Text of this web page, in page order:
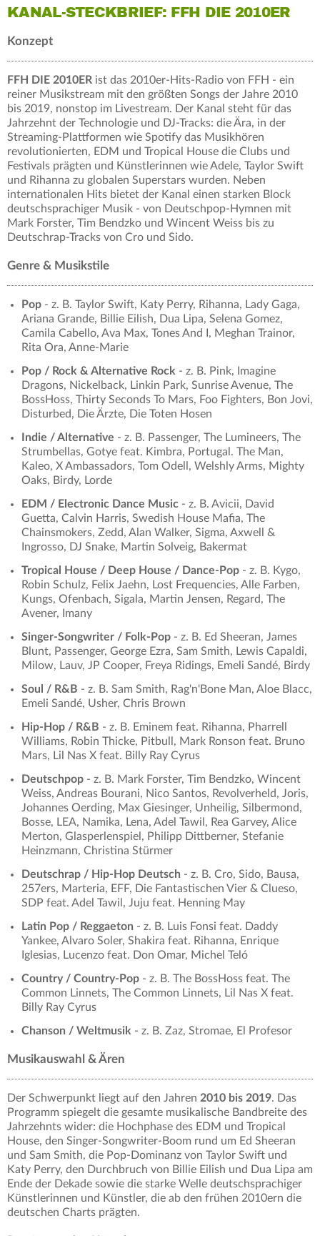
KANAL-STECKBRIEF: FFH DIE 2010ER
Konzept
FFH DIE 2010ER ist das 2010er-Hits-Radio von FFH - ein
reiner Musikstream mit den größten Songs der Jahre 2010
bis 2019, nonstop im Livestream. Der Kanal steht für das
Jahrzehnt der Technologie und DJ-Tracks: die Ära, in der
Streaming-Plattformen wie Spotify das Musikhören
revolutionierten, EDM und Tropical House die Clubs und
Festivals prägten und Künstlerinnen wie Adele, Taylor Swift
und Rihanna zu globalen Superstars wurden. Neben
internationalen Hits bietet der Kanal einen starken Block
deutschsprachiger Musik - von Deutschpop-Hymnen mit
Mark Forster, Tim Bendzko und Wincent Weiss bis zu
Deutschrap-Tracks von Cro und Sido.
Genre & Musikstile
Pop - z. B. Taylor Swift, Katy Perry, Rihanna, Lady Gaga,
Ariana Grande, Billie Eilish, Dua Lipa, Selena Gomez,
Camila Cabello, Ava Max, Tones And I, Meghan Trainor,
Rita Ora, Anne-Marie
Pop / Rock & Alternative Rock - z. B. Pink, Imagine
Dragons, Nickelback, Linkin Park, Sunrise Avenue, The
BossHoss, Thirty Seconds To Mars, Foo Fighters, Bon Jovi,
Disturbed, Die Ärzte, Die Toten Hosen
Indie / Alternative - z. B. Passenger, The Lumineers, The
Strumbellas, Gotye feat. Kimbra, Portugal. The Man,
Kaleo, X Ambassadors, Tom Odell, Welshly Arms, Mighty
Oaks, Birdy, Lorde
EDM / Electronic Dance Music - z. B. Avicii, David
Guetta, Calvin Harris, Swedish House Mafia, The
Chainsmokers, Zedd, Alan Walker, Sigma, Axwell &
Ingrosso, DJ Snake, Martin Solveig, Bakermat
Tropical House / Deep House / Dance-Pop - z. B. Kygo,
Robin Schulz, Felix Jaehn, Lost Frequencies, Alle Farben,
Kungs, Ofenbach, Sigala, Martin Jensen, Regard, The
Avener, Imany
Singer-Songwriter / Folk-Pop - z. B. Ed Sheeran, James
Blunt, Passenger, George Ezra, Sam Smith, Lewis Capaldi,
Milow, Lauv, JP Cooper, Freya Ridings, Emeli Sandé, Birdy
Soul / R&B - z. B. Sam Smith, Rag'n'Bone Man, Aloe Blacc,
Emeli Sandé, Usher, Chris Brown
Hip-Hop / R&B - z. B. Eminem feat. Rihanna, Pharrell
Williams, Robin Thicke, Pitbull, Mark Ronson feat. Bruno
Mars, Lil Nas X feat. Billy Ray Cyrus
Deutschpop - z. B. Mark Forster, Tim Bendzko, Wincent
Weiss, Andreas Bourani, Nico Santos, Revolverheld, Joris,
Johannes Oerding, Max Giesinger, Unheilig, Silbermond,
Bosse, LEA, Namika, Lena, Adel Tawil, Rea Garvey, Alice
Merton, Glasperlenspiel, Philipp Dittberner, Stefanie
Heinzmann, Christina Stürmer
Deutschrap / Hip-Hop Deutsch - z. B. Cro, Sido, Bausa,
257ers, Marteria, EFF, Die Fantastischen Vier & Clueso,
SDP feat. Adel Tawil, Juju feat. Henning May
Latin Pop / Reggaeton - z. B. Luis Fonsi feat. Daddy
Yankee, Alvaro Soler, Shakira feat. Rihanna, Enrique
Iglesias, Lucenzo feat. Don Omar, Michel Teló
Country / Country-Pop - z. B. The BossHoss feat. The
Common Linnets, The Common Linnets, Lil Nas X feat.
Billy Ray Cyrus
Chanson / Weltmusik - z. B. Zaz, Stromae, El Profesor
Musikauswahl & Ären
Der Schwerpunkt liegt auf den Jahren 2010 bis 2019. Das
Programm spiegelt die gesamte musikalische Bandbreite des
Jahrzehnts wider: die Hochphase des EDM und Tropical
House, den Singer-Songwriter-Boom rund um Ed Sheeran
und Sam Smith, die Pop-Dominanz von Taylor Swift und
Katy Perry, den Durchbruch von Billie Eilish und Dua Lipa am
Ende der Dekade sowie die starke Welle deutschsprachiger
Künstlerinnen und Künstler, die ab den frühen 2010ern die
deutschen Charts prägten.